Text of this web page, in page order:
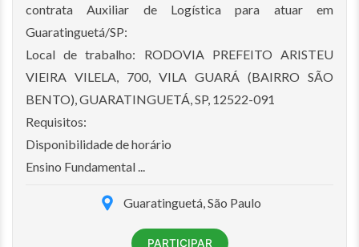
contrata Auxiliar de Logística para atuar em
Guaratinguetá/SP:
Local de trabalho: RODOVIA PREFEITO ARISTEU
VIEIRA VILELA, 700, VILA GUARÁ (BAIRRO SÃO
BENTO), GUARATINGUETÁ, SP, 12522-091
Requisitos:
Disponibilidade de horário
Ensino Fundamental ...
Guaratinguetá, São Paulo
PARTICIPAR